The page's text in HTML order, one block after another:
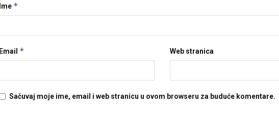
Ime *
Email * Web stranica
Sačuvaj moje ime, email i web stranicu u ovom browseru za buduće komentare.